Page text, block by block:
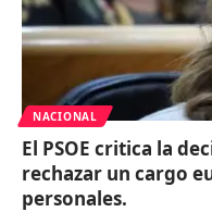
NACIONAL
El PSOE critica la
rechazar un cargo
personales.